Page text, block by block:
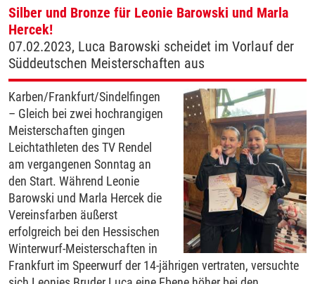
Silber und Bronze für Leonie Barowski und Marla
Hercek!
07.02.2023, Luca Barowski scheidet im Vorlauf der
Süddeutschen Meisterschaften aus
Karben/Frankfurt/Sindelfingen
– Gleich bei zwei hochrangigen
Meisterschaften gingen
Leichtathleten des TV Rendel
am vergangenen Sonntag an
den Start. Während Leonie
Barowski und Marla Hercek die
Vereinsfarben äußerst
erfolgreich bei den Hessischen
Winterwurf-Meisterschaften in
Frankfurt im Speerwurf der 14-jährigen vertraten, versuchte